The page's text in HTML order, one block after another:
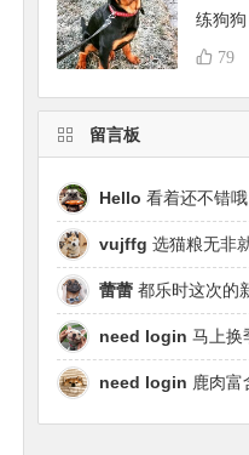
练狗
79
留言板
Hello 看着还不错哦
vujffg 选猫粮无非就是肉源好、品质好、
蕾蕾 都乐时这次的新品配方升级很有针对性，从原料溯源到
need login 马上换季了，家里的猫毛
need login 鹿肉富含很多优质营养